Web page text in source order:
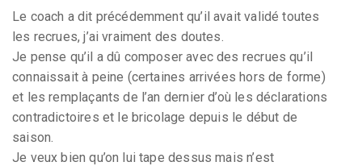
Le coach a dit précédemment qu’il avait validé toutes
les recrues, j’ai vraiment des doutes.
Je pense qu’il a dû composer avec des recrues qu’il
connaissait à peine (certaines arrivées hors de forme)
et les remplaçants de l’an dernier d’où les déclarations
contradictoires et le bricolage depuis le début de
saison.
Je veux bien qu’on lui tape dessus mais n’est